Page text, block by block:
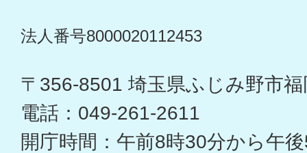
法人番号8000020112453
〒356-8501 埼玉県ふじみ野市
電話：049-261-2611
開庁時間：午前8時30分から午